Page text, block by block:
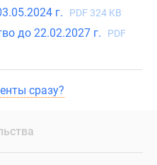
г. PDF 324 KB
до 22.02.2027 г.
PDF
сразу?